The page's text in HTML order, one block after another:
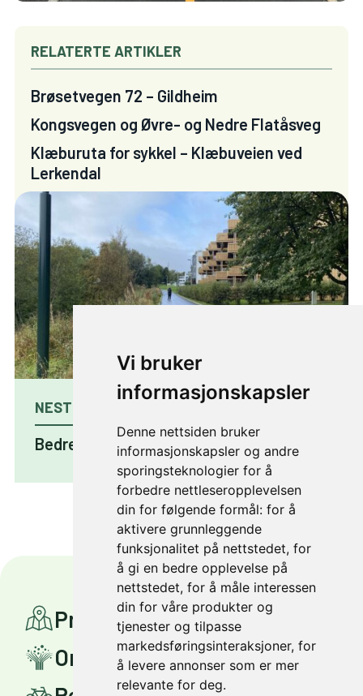
Vi bruker
informasjonskapsler
Denne nettsiden bruker
informasjonskapsler og andre
sporingsteknologier for å
forbedre nettleseropplevelsen
din for følgende formål: for å
aktivere grunnleggende
funksjonalitet på nettstedet, for
å gi en bedre opplevelse på
nettstedet, for å måle interessen
din for våre produkter og
tjenester og tilpasse
markedsføringsinteraksjoner, for
å levere annonser som er mer
relevante for deg.
RELATERTE ARTIKLER
Brøsetvegen 72 – Gildheim
Kongsvegen og Øvre- og Nedre Flatåsveg
Klæburuta for sykkel – Klæbuveien ved
Lerkendal
NESTE PROSJEKT
Bedre gang- og sykkelveg på Kolstad
Prosjekter
Om Miljøpakken